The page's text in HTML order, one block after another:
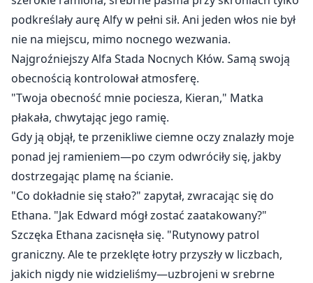
podkreślały aurę Alfy w pełni sił. Ani jeden włos nie był
nie na miejscu, mimo nocnego wezwania.
Najgroźniejszy Alfa Stada Nocnych Kłów. Samą swoją
obecnością kontrolował atmosferę.
"Twoja obecność mnie pociesza, Kieran," Matka
płakała, chwytając jego ramię.
Gdy ją objął, te przenikliwe ciemne oczy znalazły moje
ponad jej ramieniem—po czym odwróciły się, jakby
dostrzegając plamę na ścianie.
"Co dokładnie się stało?" zapytał, zwracając się do
Ethana. "Jak Edward mógł zostać zaatakowany?"
Szczęka Ethana zacisnęła się. "Rutynowy patrol
graniczny. Ale te przeklęte łotry przyszły w liczbach,
jakich nigdy nie widzieliśmy—uzbrojeni w srebrne